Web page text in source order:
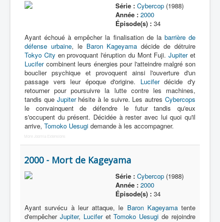
Série : Cybercop (1988)
Année : 2000
Épisode(s) : 34
Ayant échoué à empêcher la finalisation de la barrière de
défense urbaine, le Baron Kageyama décide de détruire
Tokyo City en provoquant l'éruption du Mont Fuji.Jupiteret
Lucifercombinent leurs énergies pour l'atteindre malgré son
bouclier psychique et provoquent ainsi l'ouverture d'un
passage vers leur époque d'origine. Luciferdécide d'y
retourner pour poursuivre la lutte contre les machines,
tandis que Jupiterhésite à le suivre. Les autresCybercops
le convainquent de défendre le futur tandis qu'eux
s'occupent du présent. Décidée à rester avec lui quoi qu'il
arrive, Tomoko Uesugi demande à les accompagner.
More Joomla Extensions
2000 - Mort de Kageyama
Série : Cybercop (1988)
Année : 2000
Épisode(s) : 34
Ayant survécu à leur attaque, le Baron Kageyamatente
d'empêcher Jupiter, LuciferetTomoko Uesugi de rejoindre